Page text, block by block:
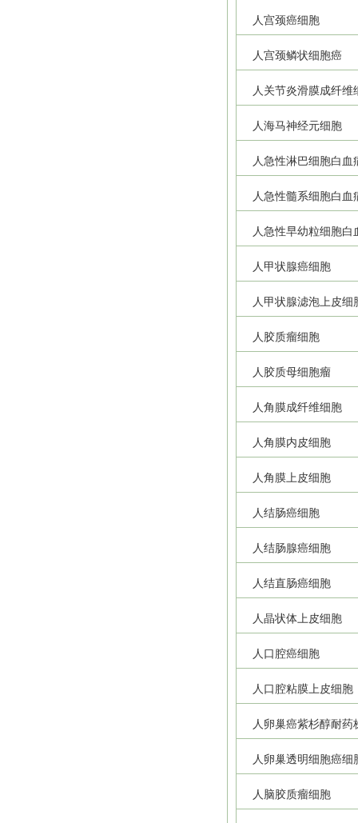
人宫颈癌细胞
人宫颈鳞状细胞癌
人关节炎滑膜成纤维
人海马神经元细胞
人急性淋巴细胞白血
人急性髓系细胞白血
人急性早幼粒细胞白
人甲状腺癌细胞
人甲状腺滤泡上皮细
人胶质瘤细胞
人胶质母细胞瘤
人角膜成纤维细胞
人角膜内皮细胞
人角膜上皮细胞
人结肠癌细胞
人结肠腺癌细胞
人结直肠癌细胞
人晶状体上皮细胞
人口腔癌细胞
人口腔粘膜上皮细胞
人卵巢癌紫杉醇耐药
人卵巢透明细胞癌细
人脑胶质瘤细胞